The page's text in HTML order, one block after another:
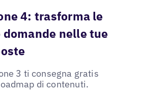
4: trasforma le
domande nelle tue
3 ti consegna gratis
di contenuti.